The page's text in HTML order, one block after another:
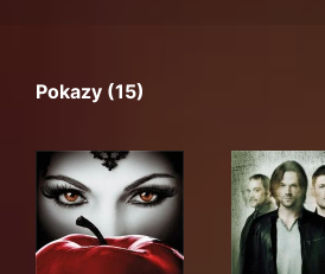
Pokazy (15)